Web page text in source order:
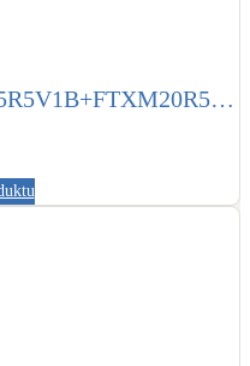
vody